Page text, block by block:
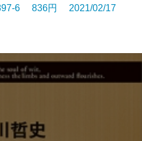
6 836円 2021/02/17